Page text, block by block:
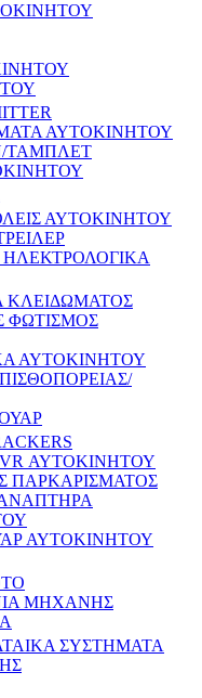
ΑΥΤΟΚΙΝΗΤΟΥ
ΤΑΜΠΛΕΤ
ΑΥΤΟΚΙΝΗΤΟΥ
ΚΛΕΙΔΩΜΑΤΟΣ
ΦΩΤΙΣΜΟΣ
ΑΥΤΟΚΙΝΗΤΟΥ
ΑΥΤΟΚΙΝΗΤΟΥ
ΠΑΡΚΑΡΙΣΜΑΤΟΣ
ΑΥΤΟΚΙΝΗΤΟΥ
ΜΗΧΑΝΗΣ
ΣΥΣΤΗΜΑΤΑ